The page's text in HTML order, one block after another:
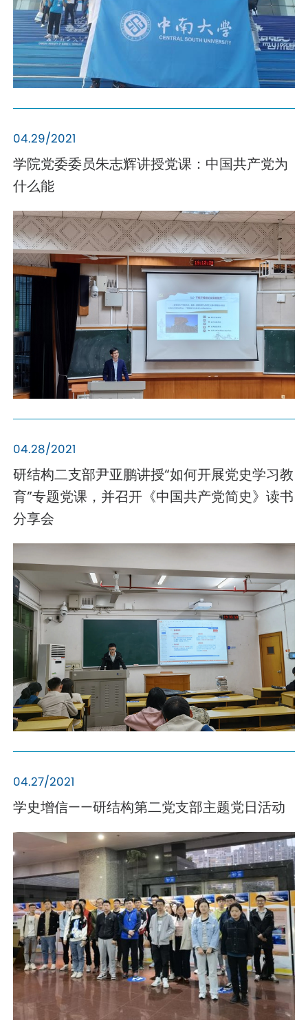
04.29/2021
学院党委委员朱志辉讲授党课：中国共产党为
什么能
04.28/2021
研结构二支部尹亚鹏讲授“如何开展党史学习教
育”专题党课，并召开《中国共产党简史》读书
分享会
04.27/2021
学史增信——研结构第二党支部主题党日活动